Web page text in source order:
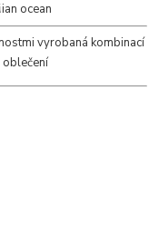
ocean
vyrobaná kombinací